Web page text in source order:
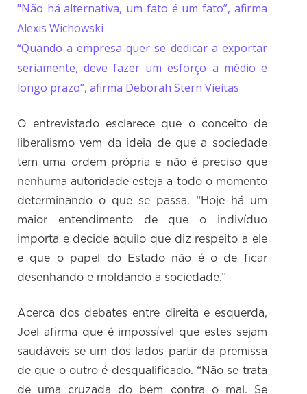
"Não há alternativa, um fato é um fato”, afirma
Alexis Wichowski
“Quando a empresa quer se dedicar a exportar
seriamente, deve fazer um esforço a médio e
longo prazo”, afirma Deborah Stern Vieitas
O entrevistado esclarece que o conceito de
liberalismo vem da ideia de que a sociedade
tem uma ordem própria e não é preciso que
nenhuma autoridade esteja a todo o momento
determinando o que se passa. “Hoje há um
maior entendimento de que o indivíduo
importa e decide aquilo que diz respeito a ele
e que o papel do Estado não é o de ficar
desenhando e moldando a sociedade.”
Acerca dos debates entre direita e esquerda,
Joel afirma que é impossível que estes sejam
saudáveis se um dos lados partir da premissa
de que o outro é desqualificado. “Não se trata
de uma cruzada do bem contra o mal. Se